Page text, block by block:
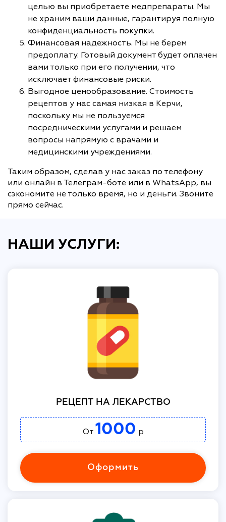
целью вы приобретаете медпрепараты. Мы
не храним ваши данные, гарантируя полную
конфиденциальность покупки.
Финансовая надежность. Мы не берем
предоплату. Готовый документ будет оплачен
вами только при его получении, что
исключает финансовые риски.
Выгодное ценообразование. Стоимость
рецептов у нас самая низкая в Керчи,
поскольку мы не пользуемся
посредническими услугами и решаем
вопросы напрямую с врачами и
медицинскими учреждениями.
Таким образом, сделав у нас заказ по телефону
или онлайн в Телеграм-боте или в WhatsApp, вы
сэкономите не только время, но и деньги. Звоните
прямо сейчас.
НАШИ УСЛУГИ:
РЕЦЕПТ НА ЛЕКАРСТВО
От 1000 р
Оформить